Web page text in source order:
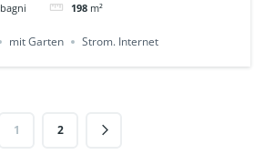
bagni 198 m²
mit Garten Strom. Internet
1 2